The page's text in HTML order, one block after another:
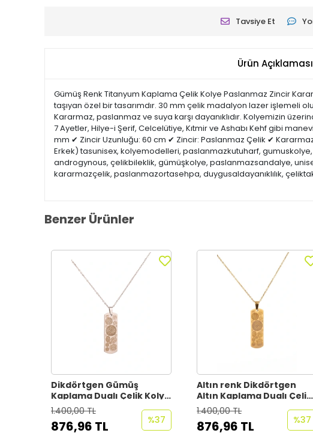
Tavsiye Et
Ürün Açıklaması
Gümüş Renk Titanyum Kaplama Çelik Kolye Paslanmaz Zincir
taşıyan özel bir tasarımdır. 30 mm çelik madalyon lazer işlemeli
Kararmaz, paslanmaz ve suya karşı dayanıklıdır. Kolyemizin
7 Ayetler, Hilye-i Şerif, Celcelütiye, Kıtmir ve Ashabı Kehf gibi
mm ✔ Zincir Uzunluğu: 60 cm ✔ Zincir: Paslanmaz Çelik ✔ Kararmaz
Erkek) tasunisex, kolyemodelleri, paslanmazkutuharf,
androgynous, çelikbileklik, gümüşkolye, paslanmazsandalye,
kararmazçelik, paslanmazortasehpa, duygusaldayanıklılık,
Benzer Ürünler
Dikdörtgen Gümüş
Kaplama Dualı Çelik Kolye
Çelik Zincirli kararmaz
paslanmaz silinmez
1.400,00 TL
876,96 TL %37
Altın renk Dikdörtgen
Altın Kaplama Dualı Çelik
Kolye Çelik Zincirli
kararmaz paslanmaz
silinmez
1.400,00 TL
876,96 TL %37